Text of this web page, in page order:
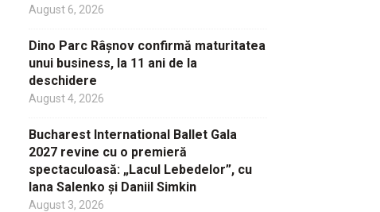
August 6, 2026
Dino Parc Râșnov confirmă maturitatea
unui business, la 11 ani de la
deschidere
August 4, 2026
Bucharest International Ballet Gala
2027 revine cu o premieră
spectaculoasă: „Lacul Lebedelor”, cu
Iana Salenko și Daniil Simkin
August 3, 2026